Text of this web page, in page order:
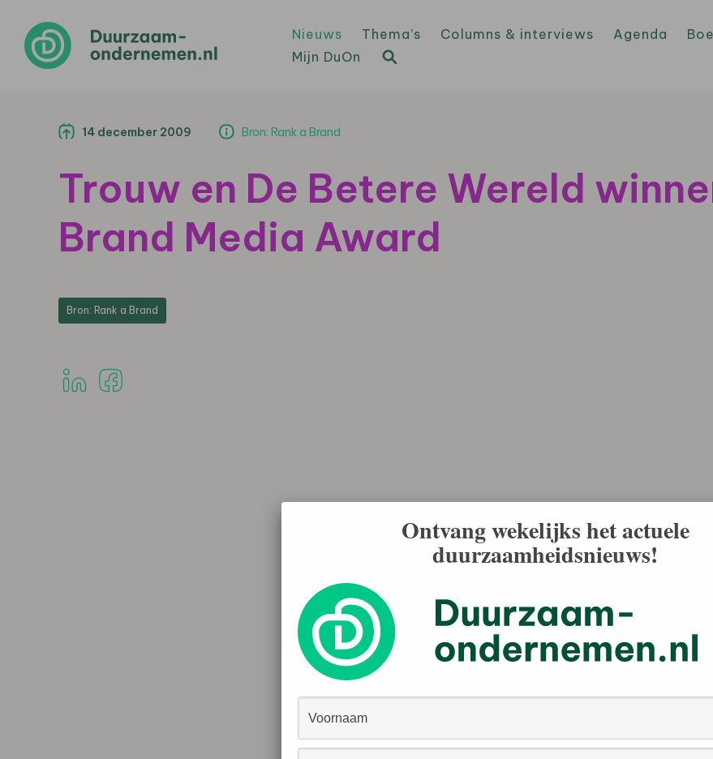
Nieuws Thema’s Columns & interviews Agenda
Mijn DuOn
14 december 2009 Bron: Rank a Brand
Trouw en De Betere Wereld
Brand Media Award
Bron: Rank a Brand
Ontvang wekelijks het actuele
duurzaamheidsnieuws!